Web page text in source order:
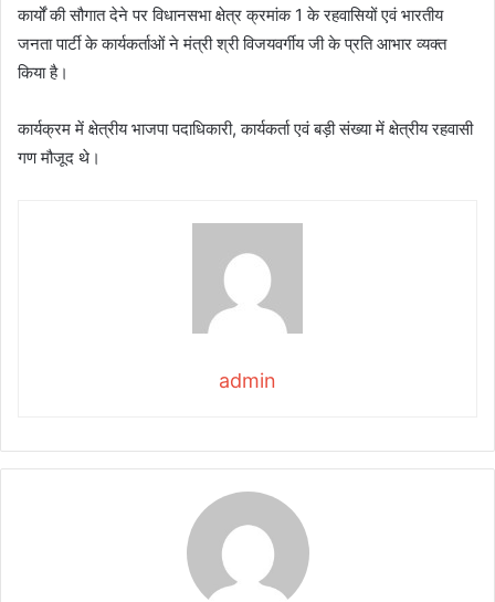
कार्यों की सौगात देने पर विधानसभा क्षेत्र क्रमांक 1 के रहवासियों एवं भारतीय
जनता पार्टी के कार्यकर्ताओं ने मंत्री श्री विजयवर्गीय जी के प्रति आभार व्यक्त
किया है।
कार्यक्रम में क्षेत्रीय भाजपा पदाधिकारी, कार्यकर्ता एवं बड़ी संख्या में क्षेत्रीय रहवासी
गण मौजूद थे।
admin